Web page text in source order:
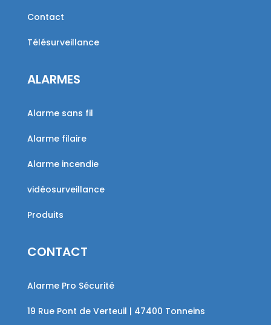
Contact
Télésurveillance
ALARMES
Alarme sans fil
Alarme filaire
Alarme incendie
vidéosurveillance
Produits
CONTACT
Alarme Pro Sécurité
19 Rue Pont de Verteuil | 47400 Tonneins